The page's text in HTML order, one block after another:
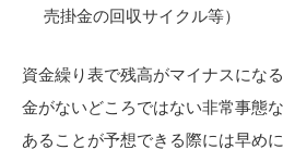
売掛金の回収サイクル等）
資金繰り表で残高がマイナスにな
金がないどころではない非常事態
あることが予想できる際には早め